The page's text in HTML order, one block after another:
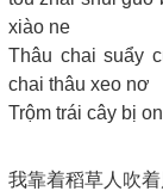
xiào ne
Thâu chai suẩy
chai thâu xeo nơ
Trộm trái cây bị
我靠着稻草人吹